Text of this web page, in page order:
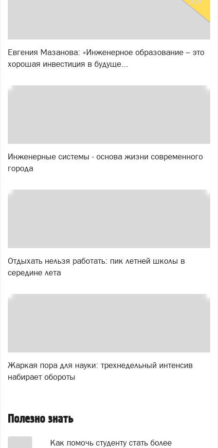
Евгения Мазанова: «Инженерное образование – это
хорошая инвестиция в будуще...
Инженерные системы - основа жизни современного
города
Отдыхать нельзя работать: пик летней школы в
середине лета
Жаркая пора для науки: трехнедельный интенсив
набирает обороты
Полезно знать
Как помочь студенту стать более